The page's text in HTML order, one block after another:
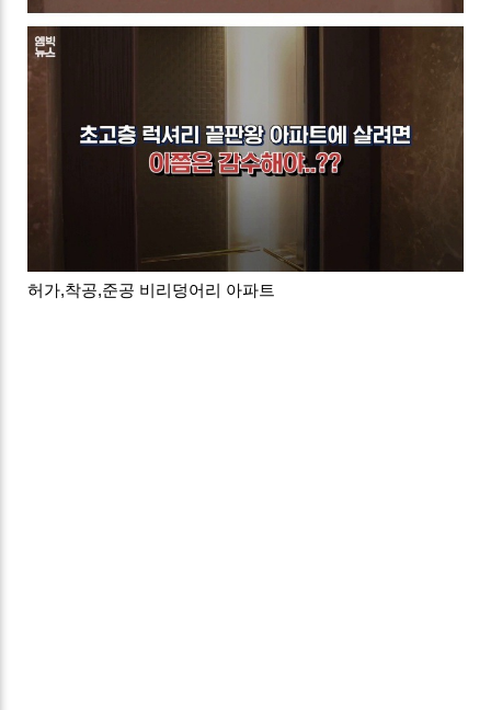
허가,착공,준공 비리덩어리 아파트